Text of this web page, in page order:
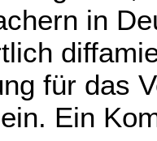
in
für das
Ein